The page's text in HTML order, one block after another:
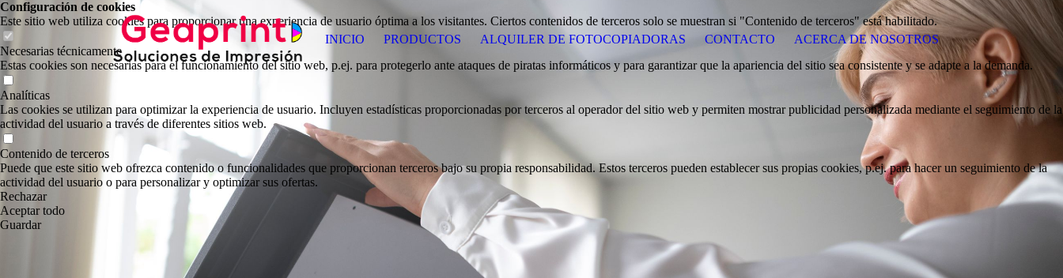
INICIO PRODUCTOS ALQUILER DE FOTOCOPIADORAS CONTACTO ACERCA DE NOSOTROS
Configuración de cookies
Este sitio web utiliza cookies para proporcionar una experiencia de usuario óptima a los visitantes. Ciertos contenidos de terceros solo se muestran si "Contenido de terceros" está habilitado.
Necesarias técnicamente
Estas cookies son necesarias para el funcionamiento del sitio web, p.ej. para protegerlo ante ataques de piratas informáticos y para garantizar que la apariencia del sitio sea consistente y se adapte a la demanda.
Analíticas
Las cookies se utilizan para optimizar la experiencia de usuario. Incluyen estadísticas proporcionadas por terceros al operador del sitio web y permiten mostrar publicidad personalizada mediante el seguimiento de la
actividad del usuario a través de diferentes sitios web.
Contenido de terceros
Puede que este sitio web ofrezca contenido o funcionalidades que proporcionan terceros bajo su propia responsabilidad. Estos terceros pueden establecer sus propias cookies, p.ej. para hacer un seguimiento de la
actividad del usuario o para personalizar y optimizar sus ofertas.
Rechazar
Aceptar todo
Guardar